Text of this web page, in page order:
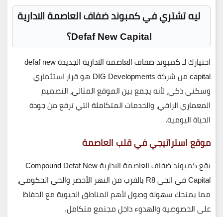
ليه تشتري في كمبوند ضفاف العاصمة الادارية
Defaf New Capital؟
اختيارك لـ
كمبوند ضفاف العاصمة الادارية الجديدة defaf new
capitalمنشركة DIG Developments
هو قرار استثماري
وسكني ذكي، لأنه يجمع بين الموقع المثالي، التصميم
المعماري الراقي، والخدمات المتكاملة التي ترفع من جودة
الحياة اليومية.
موقع استراتيجي في قلب العاصمة
يقعكمبوند ضفاف العاصمة الاداريةCompound Defaf New
Capitalفيالحي R8
بالقرب من النهر الأخضر والحي الحكومي،
مما يمنحك سهولة وصول لأهم المناطق الحيوية مع الحفاظ
على الخصوصية والهدوء داخل مجتمع متكامل.